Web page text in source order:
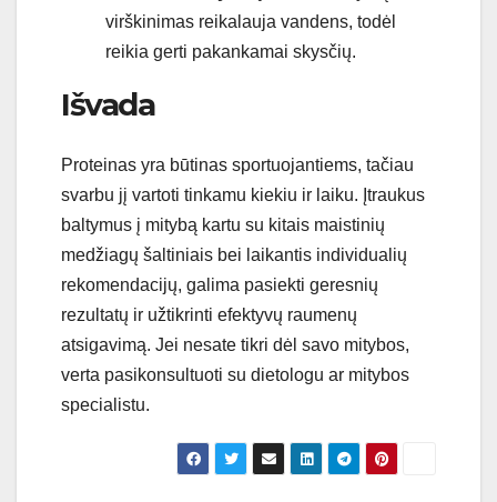
virškinimas reikalauja vandens, todėl
reikia gerti pakankamai skysčių.
Išvada
Proteinas yra būtinas sportuojantiems, tačiau
svarbu jį vartoti tinkamu kiekiu ir laiku. Įtraukus
baltymus į mitybą kartu su kitais maistinių
medžiagų šaltiniais bei laikantis individualių
rekomendacijų, galima pasiekti geresnių
rezultatų ir užtikrinti efektyvų raumenų
atsigavimą. Jei nesate tikri dėl savo mitybos,
verta pasikonsultuoti su dietologu ar mitybos
specialistu.